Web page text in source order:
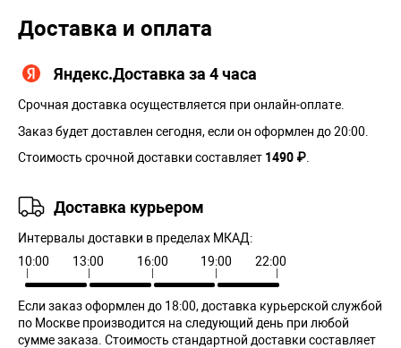
Доставка и оплата
Яндекс.Доставка за 4 часа
Срочная доставка осуществляется при онлайн-оплате.
Заказ будет доставлен сегодня, если он оформлен до 20:00.
Стоимость срочной доставки составляет 1490 ₽
Доставка курьером
Интервалы доставки в пределах МКАД:
10:00
13:00 16:00 19:00 22:00
Если заказ оформлен до 18:00, доставка курьерской службой
по Москве производится на следующий день при любой
сумме заказа. Cтоимость стандартной доставки составляет